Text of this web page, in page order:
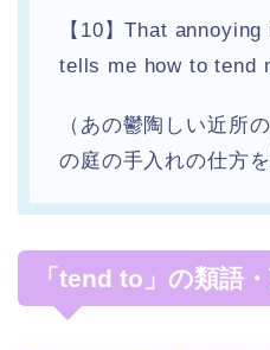
【10】That
tells me how to tend
（あの鬱陶しい近所
の庭の手入れの仕方
「tend to」の類語